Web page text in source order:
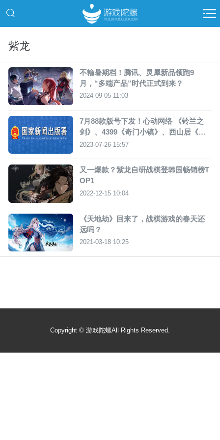
紫龙
不输暑期档！腾讯、灵犀新品领跑9
月，“多端产品”时代正式到来？
2024-09-05 11:03
7月88款版号下发！心动网络 《铃兰之
剑》、4399《奇门小镇》、西山居《剑
侠世界：起源》在列
2023-07-26 15:57
又一爆款？紫龙自研战棋登韩国畅销榜T
OP1
2022-12-15 10:04
《天地劫》回来了，战棋游戏的春天还
远吗？
2021-03-18 10:25
Copyright © 游戏陀螺All Rights Reserved.